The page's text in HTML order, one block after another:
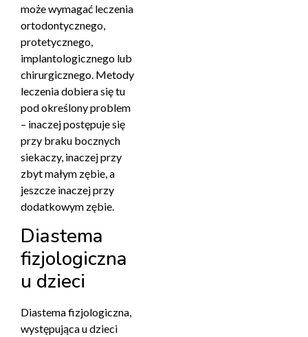
może wymagać leczenia
ortodontycznego,
protetycznego,
implantologicznego lub
chirurgicznego. Metody
leczenia dobiera się tu
pod określony problem
– inaczej postępuje się
przy braku bocznych
siekaczy, inaczej przy
zbyt małym zębie, a
jeszcze inaczej przy
dodatkowym zębie.
Diastema
fizjologiczna
u dzieci
Diastema fizjologiczna,
występująca u dzieci